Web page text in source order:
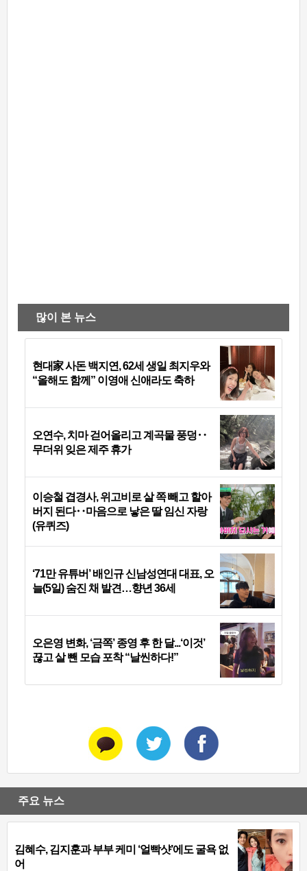
많이 본 뉴스
현대家 사돈 백지연, 62세 생일 최지우와
“올해도 함께” 이영애 신애라도 축하
오연수, 치마 걷어올리고 계곡물 풍덩‥
무더위 잊은 제주 휴가
이승철 겹경사, 위고비로 살 쪽 빼고 할아
버지 된다‥마음으로 낳은 딸 임신 자랑
(유퀴즈)
‘71만 유튜버’ 배인규 신남성연대 대표, 오
늘(5일) 숨진 채 발견…향년 36세
오은영 변화, ‘금쪽’ 종영 후 한 달...‘이것’
끊고 살 뺀 모습 포착 “날씬하다!”
주요 뉴스
김혜수, 김지훈과 부부 케미 ‘얼빡샷’에도 굴욕 없
어